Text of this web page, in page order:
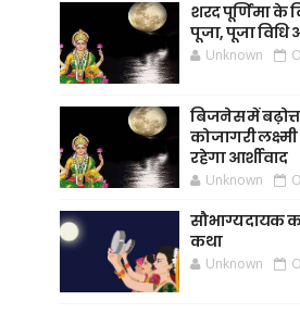
शरद पूर्णिमा के
पूजा, पूजा विधि
Unknown
बिजनेस में
कोजागरी
रहेगा आर्शीवाद
Unknown
सौभाग्यदायक
कथा
Unknown